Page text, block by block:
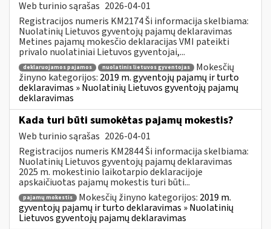
Web turinio sąrašas 2026-04-01
Registracijos numeris KM2174 Ši informacija skelbiama:
Nuolatinių Lietuvos gyventojų pajamų deklaravimas
Metines pajamų mokesčio deklaracijas VMI pateikti
privalo nuolatiniai Lietuvos gyventojai,...
deklaruojamos pajamos nuolatinis lietuvos gyventojas
Mokesčių
žinyno kategorijos: 2019 m. gyventojų pajamų ir turto
deklaravimas » Nuolatinių Lietuvos gyventojų pajamų
deklaravimas
Kada turi būti sumokėtas pajamų mokestis?
Web turinio sąrašas 2026-04-01
Registracijos numeris KM2844 Ši informacija skelbiama:
Nuolatinių Lietuvos gyventojų pajamų deklaravimas
2025 m. mokestinio laikotarpio deklaracijoje
apskaičiuotas pajamų mokestis turi būti...
pajamų mokestis Mokesčių žinyno kategorijos: 2019 m.
gyventojų pajamų ir turto deklaravimas » Nuolatinių
Lietuvos gyventojų pajamų deklaravimas